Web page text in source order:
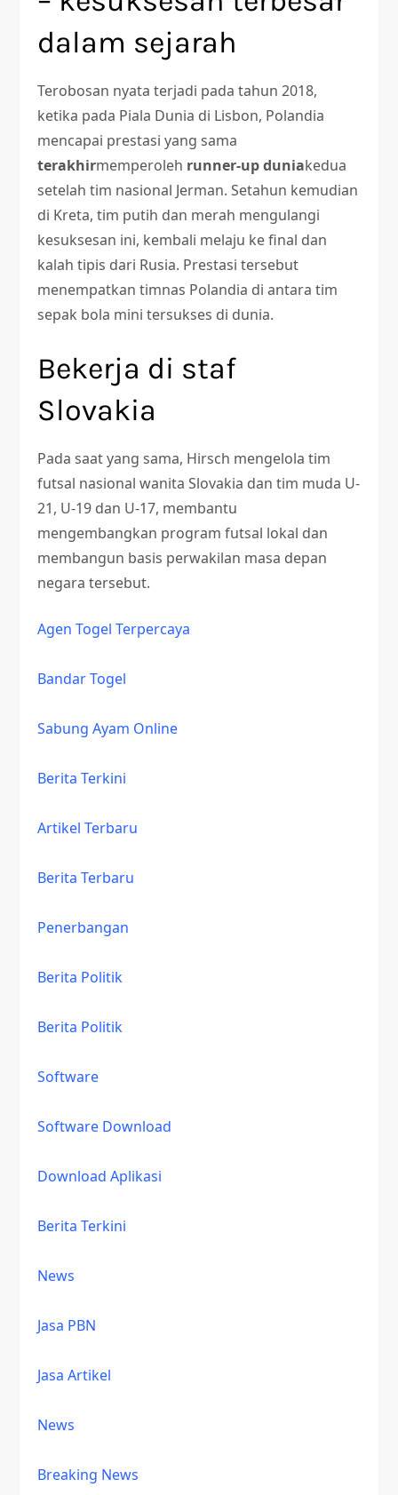
dalam sejarah
Terobosan nyata terjadi pada tahun 2018,
ketika pada Piala Dunia di Lisbon, Polandia
mencapai prestasi yang sama
terakhirmemperoleh runner-up duniakedua
setelah tim nasional Jerman. Setahun kemudian
di Kreta, tim putih dan merah mengulangi
kesuksesan ini, kembali melaju ke final dan
kalah tipis dari Rusia. Prestasi tersebut
menempatkan timnas Polandia di antara tim
sepak bola mini tersukses di dunia.
Bekerja di staf
Slovakia
Pada saat yang sama, Hirsch mengelola tim
futsal nasional wanita Slovakia dan tim muda U-
21, U-19 dan U-17, membantu
mengembangkan program futsal lokal dan
membangun basis perwakilan masa depan
negara tersebut.
Agen Togel Terpercaya
Bandar Togel
Sabung Ayam Online
Berita Terkini
Artikel Terbaru
Berita Terbaru
Penerbangan
Berita Politik
Berita Politik
Software
Software Download
Download Aplikasi
Berita Terkini
News
Jasa PBN
Jasa Artikel
News
Breaking News